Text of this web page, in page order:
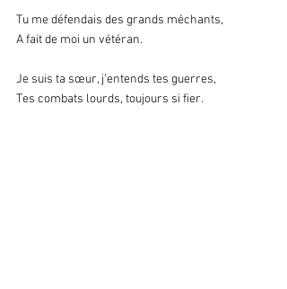
Tu me défendais des grands méchants,
A fait de moi un vétéran.
Je suis ta sœur, j’entends tes guerres,
Tes combats lourds, toujours si fier.